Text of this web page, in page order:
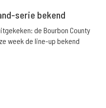
serie bekend
de Bourbon County
week de line-up bekend